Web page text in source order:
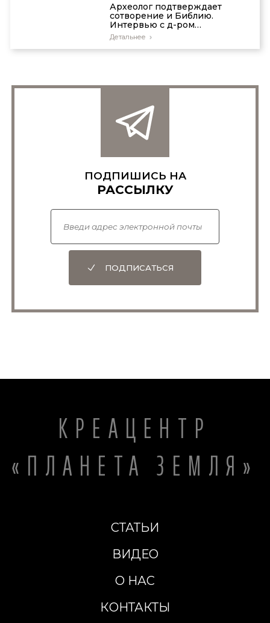
Археолог подтверждает
сотворение и Библию.
Интервью с д-ром
Клиффордом Вильсоном
Детальнее
ПОДПИШИСЬ НА
РАССЫЛКУ
ПОДПИСАТЬСЯ
КРЕАЦЕНТР
«ПЛАНЕТА ЗЕМЛЯ»
СТАТЬИ
ВИДЕО
О НАС
КОНТАКТЫ